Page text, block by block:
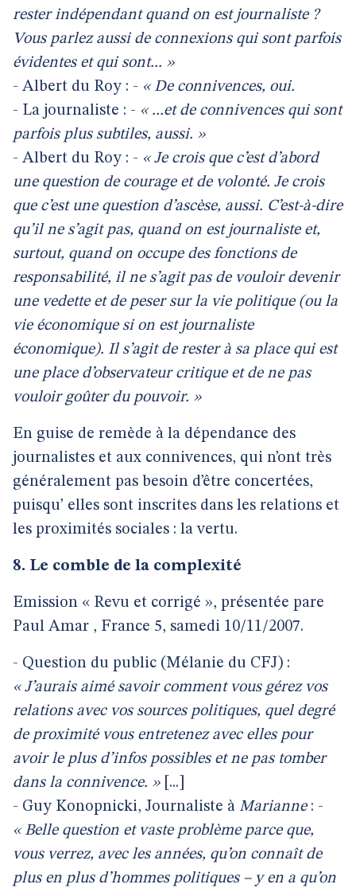
rester indépendant quand on est journaliste ?
Vous parlez aussi de connexions qui sont parfois
évidentes et qui sont... »
- Albert du Roy : - « De connivences, oui.
- La journaliste : - « ...et de connivences qui sont
parfois plus subtiles, aussi. »
- Albert du Roy : - « Je crois que c’est d’abord
une question de courage et de volonté. Je crois
que c’est une question d’ascèse, aussi. C’est-à-dire
qu’il ne s’agit pas, quand on est journaliste et,
surtout, quand on occupe des fonctions de
responsabilité, il ne s’agit pas de vouloir devenir
une vedette et de peser sur la vie politique (ou la
vie économique si on est journaliste
économique). Il s’agit de rester à sa place qui est
une place d’observateur critique et de ne pas
vouloir goûter du pouvoir. »
En guise de remède à la dépendance des
journalistes et aux connivences, qui n’ont très
généralement pas besoin d’être concertées,
puisqu’ elles sont inscrites dans les relations et
les proximités sociales : la vertu.
8. Le comble de la complexité
Emission « Revu et corrigé », présentée pare
Paul Amar , France 5, samedi 10/11/2007.
- Question du public (Mélanie du CFJ) :
« J’aurais aimé savoir comment vous gérez vos
relations avec vos sources politiques, quel degré
de proximité vous entretenez avec elles pour
avoir le plus d’infos possibles et ne pas tomber
dans la connivence. »[...]
- Guy Konopnicki, Journaliste à Marianne: -
« Belle question et vaste problème parce que,
vous verrez, avec les années, qu’on connaît de
plus en plus d’hommes politiques – y en a qu’on